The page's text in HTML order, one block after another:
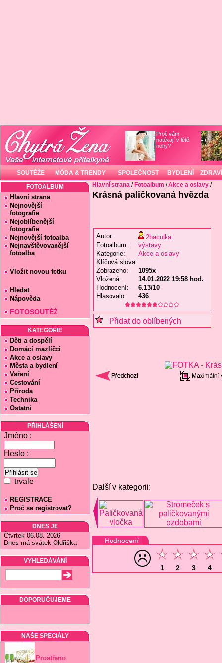
Proč vám
natékají v létě
nohy?
SOUTĚŽE MÓDA & TRENDY SPOLEČNOST BYDLENÍ ZDRAVÍ
FOTOALBUM
Hlavní strana
Nejnovější
fotografie
Nejoblíbenější
fotografie
Nejnovější fotoalba
Nejnavštěvovanější
fotoalba
Vložit novou fotku
Hledat
Nápověda
FOTOSOUTĚŽ
KATEGORIE
Děti a dospělí
Domácí mazlíčci
Akce a oslavy
Města a bydlení
Vaření
Cestování
Příroda
Technika
Ostatní
PŘIHLÁŠENÍ
Jméno :
Heslo :
trvale
REGISTRACE
Proč se registrovat?
DNES JE
Čtvrtek 06.08. 2026
Dnes má svátek Oldřiška
VYHLEDÁVÁNÍ
DOPORUČUJEME
NAŠE SPECIÁLY
Prostřeno
Hlavní strana / Fotoalbum /Akce a oslavy /
Krásná paličkovaná hvězda
Autor:
2baculka
Fotoalbum:
výstavy
Kategorie:
Akce a oslavy
Klíčová slova:
Zobrazeno:
1095x
Vložená:
14.01.2022 19:58 hod.
Hodnocení:
6.13/10
Hlasovalo:
436
Přidat do oblíbených
Další v kategorii:
Hodnocení
1 2 3 4